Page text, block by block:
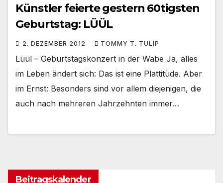
Künstler feierte gestern 60tigsten
Geburtstag: LÜÜL
2. DEZEMBER 2012 TOMMY T. TULIP
Lüül – Geburtstagskonzert in der Wabe Ja, alles
im Leben ändert sich: Das ist eine Plattitüde. Aber
im Ernst: Besonders sind vor allem diejenigen, die
auch nach mehreren Jahrzehnten immer…
Beitragskalender